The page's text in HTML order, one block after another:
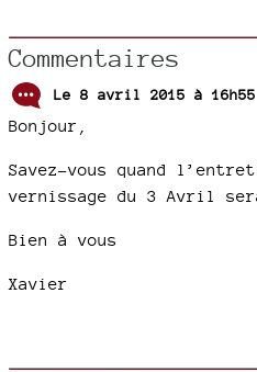
Commentaires
Le 8 avril 2015 à
Bonjour,
Savez-vous quand
vernissage du 3 Avril
Bien à vous
Xavier